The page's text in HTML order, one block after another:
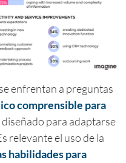
enfrentan a preguntas
comprensible para
para adaptarse
relevante el uso de la
habilidades para